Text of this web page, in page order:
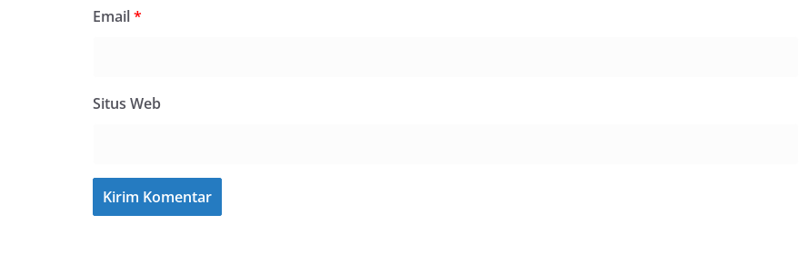
Email*
Situs Web